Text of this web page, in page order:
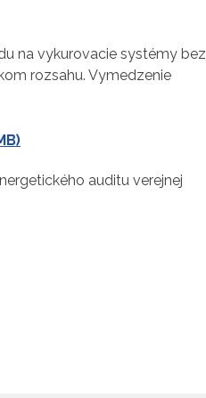
na vykurovacie systémy bez
rozsahu. Vymedzenie
auditu verejnej